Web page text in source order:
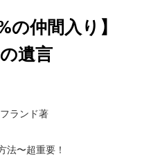
の仲間入り】
遺言
ランド著
法〜超重要！